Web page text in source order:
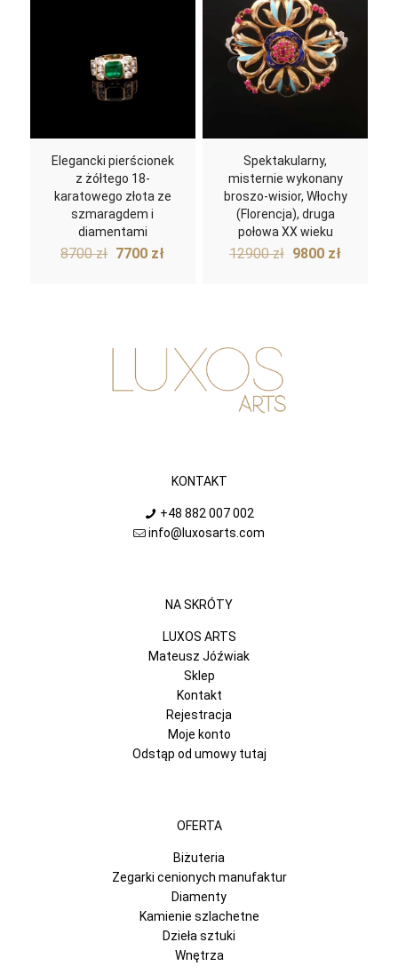
Elegancki pierścionek
z żółtego 18-
karatowego złota ze
szmaragdem i
diamentami
8700zł Pierwotna
7700 złAktualna
Spektakularny,
misternie wykonany
broszo-wisior, Włochy
(Florencja), druga
połowa XX wieku
12900zł Pierwotna
9800 zł
KONTAKT
+48 882 007 002
info@luxosarts.com
NA SKRÓTY
LUXOS ARTS
Mateusz Jóźwiak
Sklep
Kontakt
Rejestracja
Moje konto
Odstąp od umowy tutaj
OFERTA
Biżuteria
Zegarki cenionych manufaktur
Diamenty
Kamienie szlachetne
Dzieła sztuki
Wnętrza